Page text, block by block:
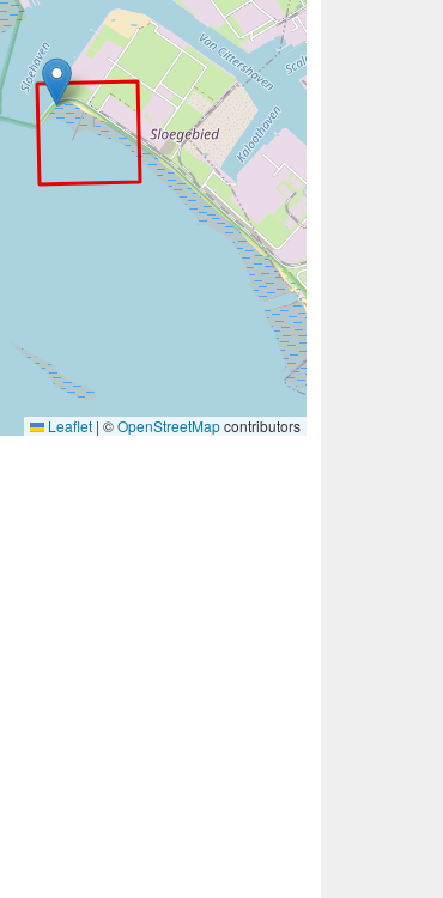
Leaflet | ©OpenStreetMapcontributors